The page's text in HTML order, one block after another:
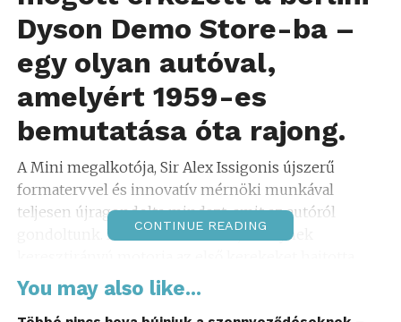
Dyson Demo Store-ba –
egy olyan autóval,
amelyért 1959-es
bemutatása óta rajong.
A Mini megalkotója, Sir Alex Issigonis újszerű
formatervvel és innovatív mérnöki munkával
teljesen újragondolta mindazt, amit az autóról
gondoltunk. Ez volt az első autó, amelynek
úgy csökkentve a jármű hosszát, hogy közben
maximalizálta a belső térkínálatot. A kis kerekek
CONTINUE READING
You may also like...